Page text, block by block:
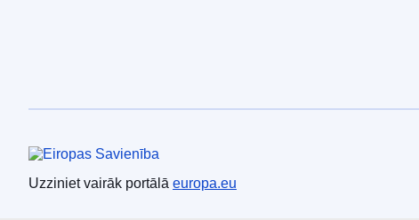
Eiropas Savienība
Uzziniet vairāk portālā europa.eu